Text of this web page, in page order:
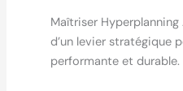
Maîtriser Hyperplanning
d’un levier stratégique
performante et durable.